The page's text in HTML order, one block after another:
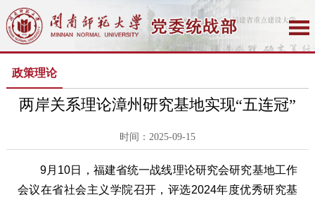
政策理论
两岸关系理论漳州研究基地实现“五连冠”
时间：2025-09-15
9月10日，福建省统一战线理论研究会研究基地工作
会议在省社会主义学院召开，评选2024年度优秀研究基